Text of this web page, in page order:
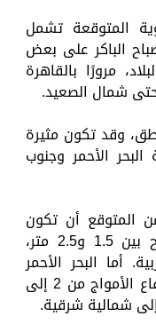
المتوقعة تشمل
الباكر على بعض
مرورًا بالقاهرة
شمال الصعيد.
وقد تكون مثيرة
الأحمر وجنوب
المتوقع أن تكون
مضطربة، مع ارتفاع للأمواج يتراوح بين 1.5 و2.5 متر،
أما البحر الأحمر
فتكون حالته مضطربة أيضًا، مع ارتفاع الأمواج من 2 إلى